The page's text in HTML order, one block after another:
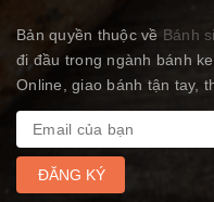
Bản quyền thuộc về Bánh
đi đầu trong ngành bánh
Online, giao bánh tận tay,
ĐĂNG KÝ